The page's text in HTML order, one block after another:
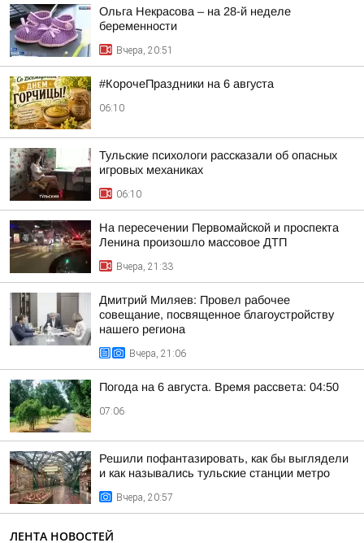
Ольга Некрасова – на 28-й неделе
беременности
Вчера, 20:51
#КорочеПраздники на 6 августа
06:10
Тульские психологи рассказали об опасных
игровых механиках
06:10
На пересечении Первомайской и проспекта
Ленина произошло массовое ДТП
Вчера, 21:33
Дмитрий Миляев: Провел рабочее
совещание, посвященное благоустройству
нашего региона
Вчера, 21:06
Погода на 6 августа. Время рассвета: 04:50
07:06
Решили пофантазировать, как бы выглядели
и как назывались тульские станции метро
Вчера, 20:57
ЛЕНТА НОВОСТЕЙ